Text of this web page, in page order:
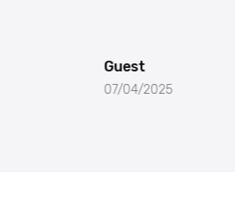
Guest
07/04/2025